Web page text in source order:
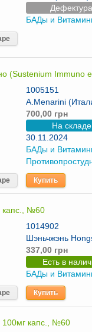
Дефектура
БАДы и
(Sustenium Immuno
1005151
A.Menarini
700,00 грн
На складе
30.11.2024
БАДы и
Купить
капс., №60
1014902
Шэньчжэнь
337,00 грн
Есть в
БАДы и
Купить
капс., №60